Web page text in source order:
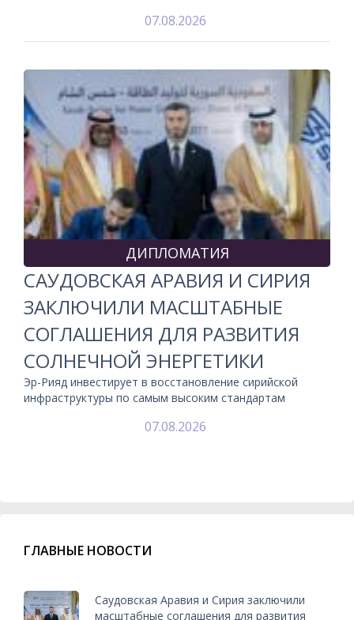
07.08.2026
ДИПЛОМАТИЯ
САУДОВСКАЯ АРАВИЯ И СИРИЯ
ЗАКЛЮЧИЛИ МАСШТАБНЫЕ
СОГЛАШЕНИЯ ДЛЯ РАЗВИТИЯ
СОЛНЕЧНОЙ ЭНЕРГЕТИКИ
Эр-Рияд инвестирует в восстановление сирийской
инфраструктуры по самым высоким стандартам
07.08.2026
ГЛАВНЫЕ НОВОСТИ
Саудовская Аравия и Сирия заключили
масштабные соглашения для развития